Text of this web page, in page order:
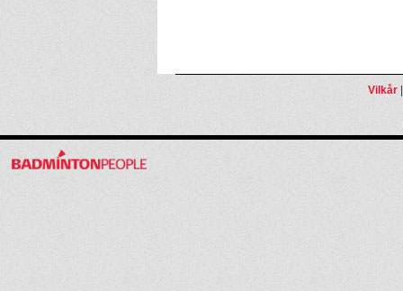
Vilkår